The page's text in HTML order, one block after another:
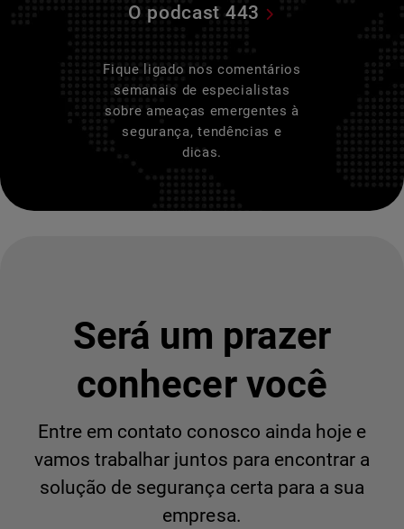
O podcast 443
Fique ligado nos comentários
semanais de especialistas
sobre ameaças emergentes à
segurança, tendências e
dicas.
Será um prazer
conhecer você
Entre em contato conosco ainda hoje e
vamos trabalhar juntos para encontrar a
solução de segurança certa para a sua
empresa.